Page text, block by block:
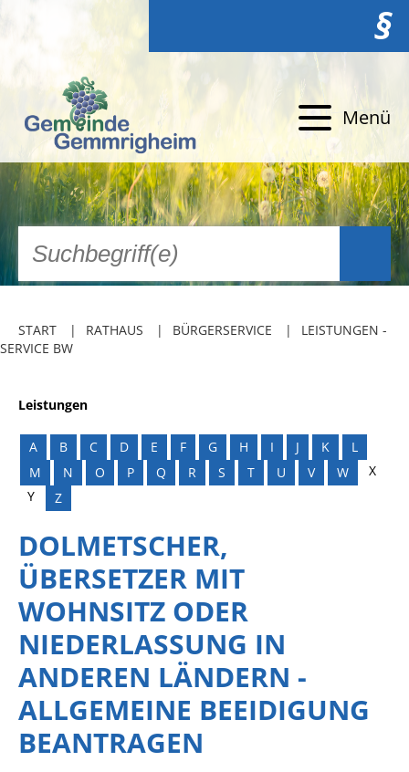
§
Menü
START RATHAUS BÜRGERSERVICE
LEISTUNGEN -
SERVICE BW
Leistungen
A B C D E F G H I J K
L
M
N O P Q R S T U V W
X
Y
Z
DOLMETSCHER,
ÜBERSETZER MIT
WOHNSITZ ODER
NIEDERLASSUNG IN
ANDEREN LÄNDERN -
ALLGEMEINE BEEIDIGUNG
BEANTRAGEN